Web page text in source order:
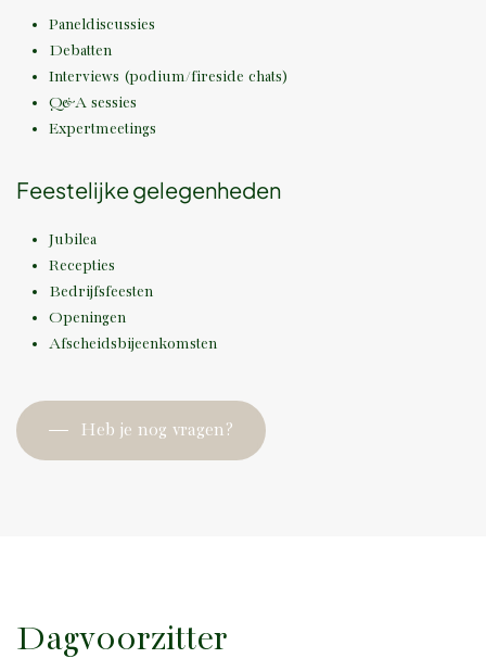
Paneldiscussies
Debatten
Interviews (podium/fireside chats)
Q&A sessies
Expertmeetings
Feestelijke gelegenheden
Jubilea
Recepties
Bedrijfsfeesten
Openingen
Afscheidsbijeenkomsten
Heb je nog vragen?
Dagvoorzitter